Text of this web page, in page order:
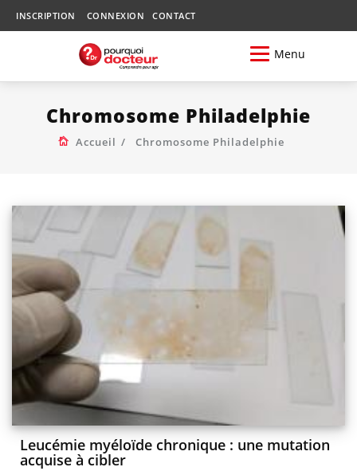
INSCRIPTION CONNEXION CONTACT
Menu
Chromosome Philadelphie
Accueil Chromosome Philadelphie
Leucémie myéloïde chronique : une mutation
acquise à cibler